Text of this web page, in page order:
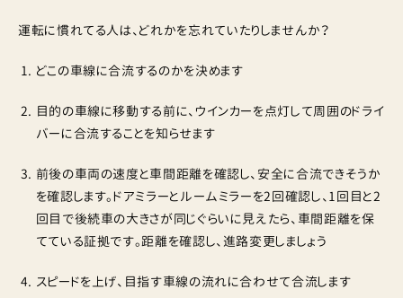
運転に慣れてる人は、どれかを忘れていたりしませんか？
どこの車線に合流するのかを決めます
目的の車線に移動する前に、ウインカーを点灯して周囲のドライ
バーに合流することを知らせます
前後の車両の速度と車間距離を確認し、安全に合流できそうか
を確認します。ドアミラーとルームミラーを2回確認し、1回目と2
回目で後続車の大きさが同じぐらいに見えたら、車間距離を保
てている証拠です。距離を確認し、進路変更しましょう
スピードを上げ、目指す車線の流れに合わせて合流します